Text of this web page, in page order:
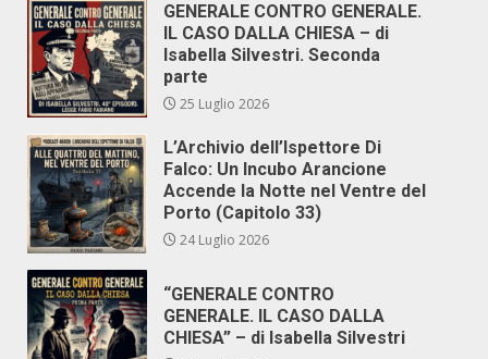
GENERALE CONTRO GENERALE.
IL CASO DALLA CHIESA – di
Isabella Silvestri. Seconda
parte
25 Luglio 2026
L’Archivio dell’Ispettore Di
Falco: Un Incubo Arancione
Accende la Notte nel Ventre del
Porto (Capitolo 33)
24 Luglio 2026
“GENERALE CONTRO
GENERALE. IL CASO DALLA
CHIESA” – di Isabella Silvestri